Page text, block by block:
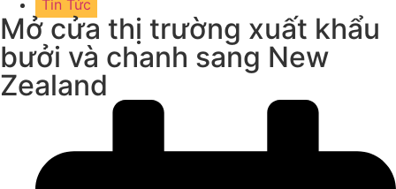
Tin Tức
Mở cửa thị trường xuất khẩu
bưởi và chanh sang New
Zealand